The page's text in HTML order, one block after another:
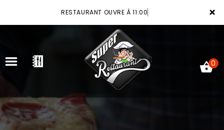
×
RESTAURANT OUVRE À 11:00
ACCUEIL
0